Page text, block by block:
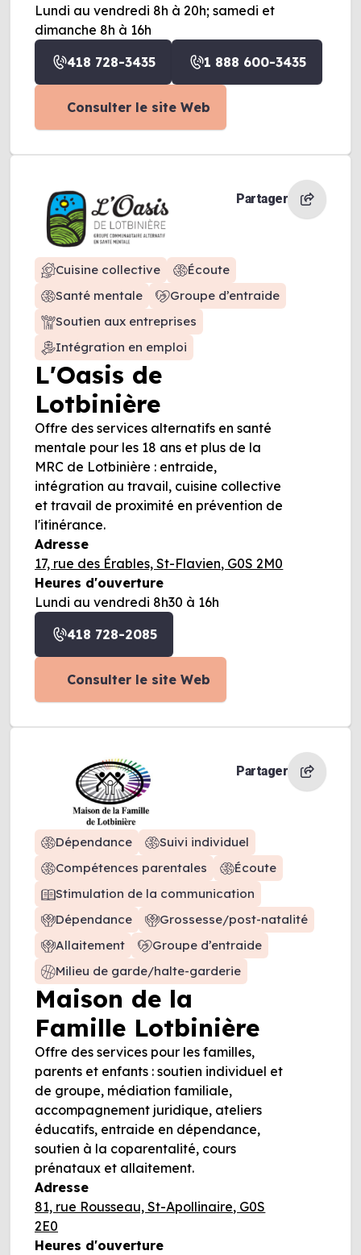
Lundi au vendredi 8h à 20h; samedi et
dimanche 8h à 16h
418 728-3435
1 888 600-3435
Consulter le site Web
L'Oasis de
Lotbinière
Partager
Cuisine collective
Écoute
Santé mentale
Groupe d’entraide
Soutien aux entreprises
Intégration en emploi
Offre des services alternatifs en santé
mentale pour les 18 ans et plus de la
MRC de Lotbinière : entraide,
intégration au travail, cuisine collective
et travail de proximité en prévention de
l'itinérance.
Adresse
17, rue des Érables, St-Flavien, G0S 2M0
Heures d'ouverture
Lundi au vendredi 8h30 à 16h
418 728-2085
Consulter le site Web
Maison de la
Famille Lotbinière
Partager
Dépendance
Suivi individuel
Compétences parentales
Écoute
Stimulation de la communication
Dépendance
Grossesse/post-natalité
Allaitement
Groupe d’entraide
Milieu de garde/halte-garderie
Offre des services pour les familles,
parents et enfants : soutien individuel et
de groupe, médiation familiale,
accompagnement juridique, ateliers
éducatifs, entraide en dépendance,
soutien à la coparentalité, cours
prénataux et allaitement.
Adresse
81, rue Rousseau, St-Apollinaire, G0S
2E0
Heures d'ouverture